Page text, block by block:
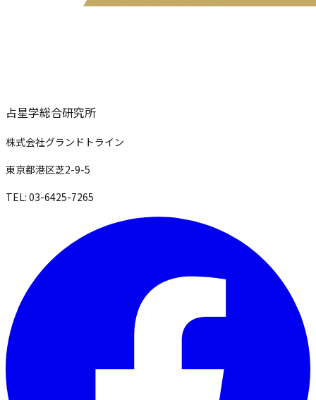
占星学総合研究所
株式会社グランドトライン
東京都港区芝2-9-5
TEL: 03-6425-7265